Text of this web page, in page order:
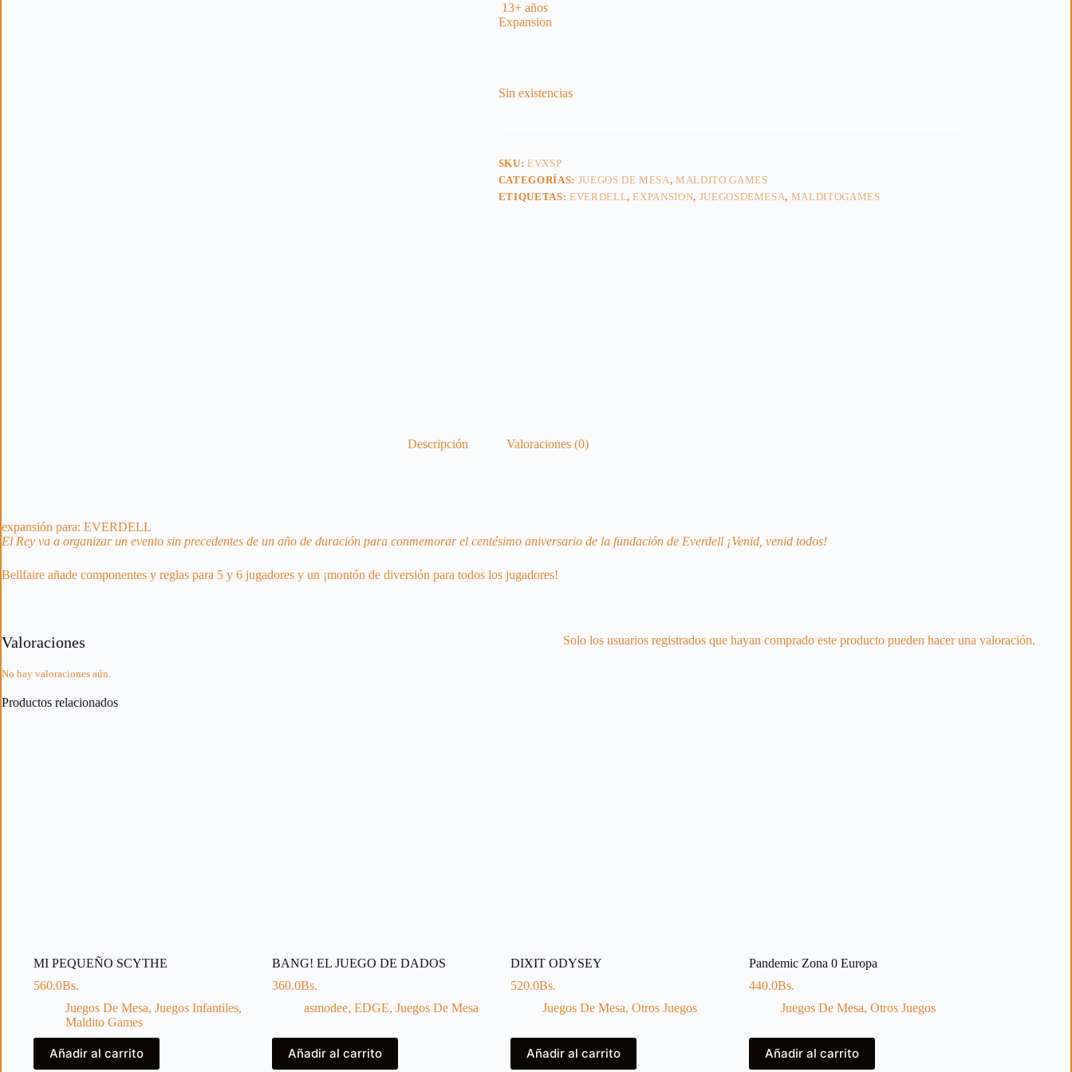
13+años
Expansion
Sin existencias
SKU:EVXSP
CATEGORÍAS: JUEGOS DE MESA,MALDITO GAMES
ETIQUETAS: EVERDELL,EXPANSION, JUEGOSDEMESA, MALDITOGAMES
Descripción Valoraciones (0)
expansión para: EVERDELL
El Rey va a organizar un evento sin precedentes de un año de duración para conmemorar el centésimo aniversario de la fundación de Everdell ¡Venid, venid todos!
Bellfaire añade componentes y reglas para 5 y 6 jugadores y un ¡montón de diversión para todos los jugadores!
Valoraciones
No hay valoraciones aún.
Solo los usuarios registrados que hayan comprado este producto pueden hacer una valoración.
Productos relacionados
MI PEQUEÑO SCYTHE
560.0Bs.
Juegos De Mesa, Juegos Infantiles,
Maldito Games
Añadir al carrito
BANG! EL JUEGO DE DADOS
360.0Bs.
asmodee, EDGE, Juegos De Mesa
Añadir al carrito
DIXIT ODYSEY
520.0Bs.
Juegos De Mesa, Otros Juegos
Añadir al carrito
Pandemic Zona 0 Europa
440.0Bs.
Juegos De Mesa, Otros Juegos
Añadir al carrito